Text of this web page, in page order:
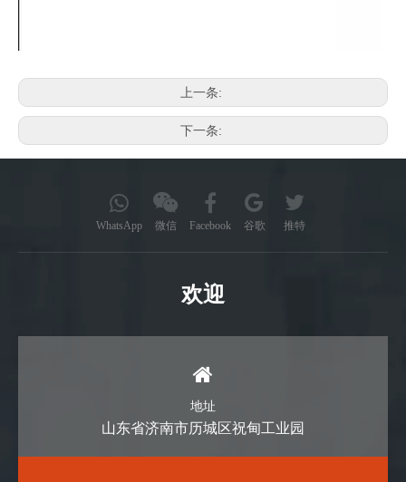
上一条:
下一条:
WhatsApp 微信 Facebook 谷歌 推特
欢迎
地址
山东省济南市历城区祝甸工业园